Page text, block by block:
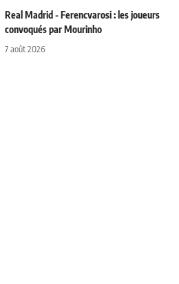
Real Madrid - Ferencvarosi : les joueurs
convoqués par Mourinho
7 août 2026